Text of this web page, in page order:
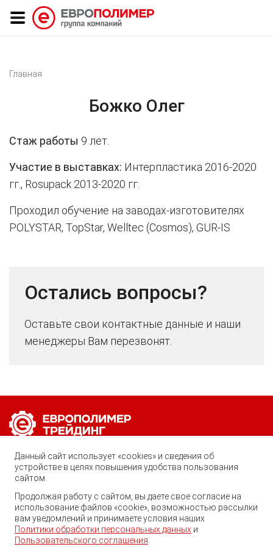
Георгий
Здравствуйте! Готов помочь
Вам. Напишите мне, если у
Вас появятся вопросы.
Главная
Божко Олег
Стаж работы 9 лет.
Участие в выставках: Интерпластика 2016-2020
гг., Rosupack 2013-2020 гг.
Проходил обучение на заводах-изготовителях
POLYSTAR, TopStar, Welltec (Cosmos), GUR-IS
Остались вопросы?
Оставьте свои контактные данные и наши
менеджеры Вам перезвонят.
Позвоните нам по любому вопросу:
8 (800) 222-40-61
Ростов-на-Дону, ул. Вавилова, 59
trade@ep-group.ru
Данный сайт использует «cookies» и сведения об
устройстве в целях повышения удобства пользования
сайтом.
Продолжая работу с сайтом, вы даете свое согласие на
использование файлов «cookie», возможностью рассылки
вам уведомлений и принимаете условия наших
Политики обработки персональных данных и
Пользовательского соглашения